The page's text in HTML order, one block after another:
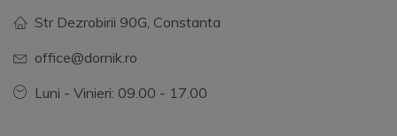
Str Dezrobirii 90G, Constanta
office@dornik.ro
Luni - Vinieri: 09.00 - 17.00